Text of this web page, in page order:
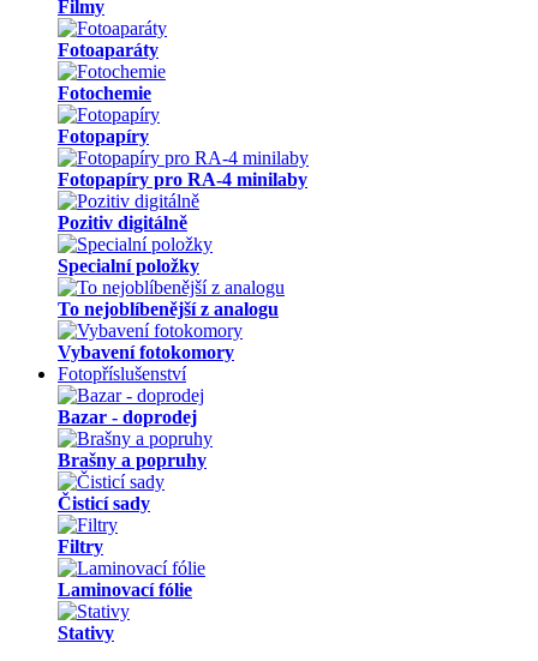
Filmy
Fotoaparáty
Fotochemie
Fotopapíry
Fotopapíry pro RA-4 minilaby
Pozitiv digitálně
Specialní položky
To nejoblíbenější z analogu
Vybavení fotokomory
Fotopříslušenství
Bazar - doprodej
Brašny a popruhy
Čisticí sady
Filtry
Laminovací fólie
Stativy